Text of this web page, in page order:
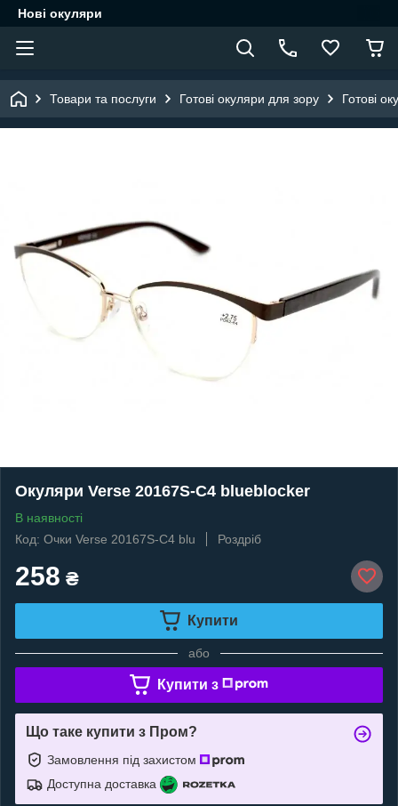
Нові окуляри
Товари та послуги Готові окуляри для зору Готові
Окуляри Verse 20167S-C4 blueblocker
В наявності
Код: Очки Verse 20167S-C4 blu
Роздріб
258 ₴
Купити
або
Купити з
Що таке купити з Пром?
Замовлення під захистом
Доступна доставка